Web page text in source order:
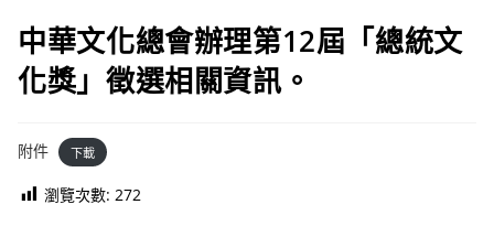
中華文化總會辦理第12屆「總統文
化獎」徵選相關資訊。
附件 下載
瀏覽次數: 272